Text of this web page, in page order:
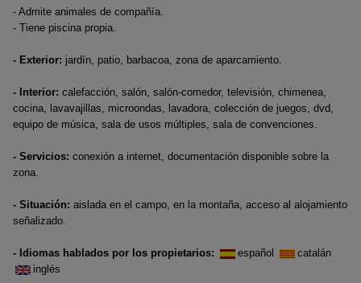
- Admite animales de compañía.
- Tiene piscina propia.
- Exterior: jardín, patio, barbacoa, zona de aparcamiento.
- Interior: calefacción, salón, salón-comedor, televisión, chimenea,
cocina, lavavajillas, microondas, lavadora, colección de juegos, dvd,
equipo de música, sala de usos múltiples, sala de convenciones.
- Servicios: conexión a internet, documentación disponible sobre la
zona.
- Situación: aislada en el campo, en la montaña, acceso al alojamiento
señalizado.
- Idiomas hablados por los propietarios: español
catalán
inglés